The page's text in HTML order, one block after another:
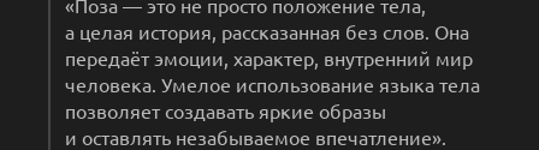
а целая история, рассказанная без слов. Она
передаёт эмоции, характер, внутренний мир
человека. Умелое использование языка тела
позволяет создавать яркие образы
и оставлять незабываемое впечатление».